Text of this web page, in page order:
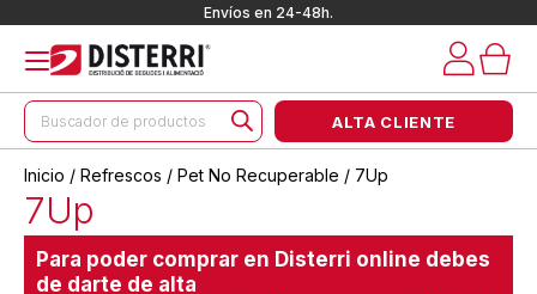
Envíos en 24-48h.
Búsqueda
de
productos
ALTA CLIENTE
Inicio / Refrescos / Pet No Recuperable / 7Up
7Up
Para poder comprar en Disterri online debes
de darte de alta